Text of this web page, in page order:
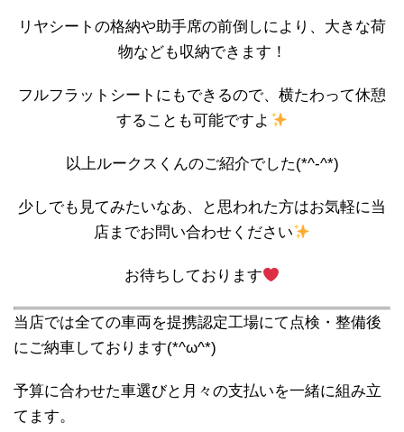
リヤシートの格納や助手席の前倒しにより、大きな荷
物なども収納できます！
フルフラットシートにもできるので、横たわって休憩
することも可能ですよ
以上ルークスくんのご紹介でした(*^-^*)
少しでも見てみたいなあ、と思われた方はお気軽に当
店までお問い合わせください
お待ちしております
当店では全ての車両を提携認定工場にて点検・整備後
にご納車しております(*^ω^*)
予算に合わせた車選びと月々の支払いを一緒に組み立
てます。